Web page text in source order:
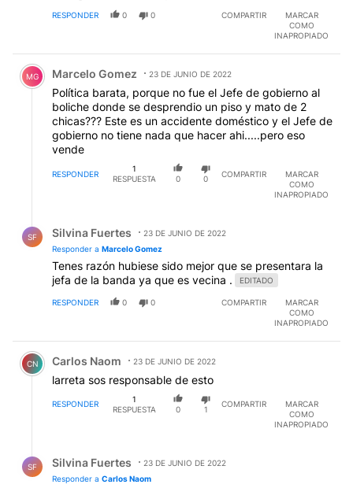
RESPONDER 0 0 COMPARTIR
MARCAR
COMO
INAPROPIADO
Comentario de Marcelo Gomez.
MG Marcelo Gomez 23 DE JUNIO DE 2022
Política barata, porque no fue el Jefe de gobierno al
boliche donde se desprendio un piso y mato de 2
chicas??? Este es un accidente doméstico y el Jefe de
gobierno no tiene nada que hacer ahi.....pero eso
vende
RESPONDER
1
RESPUESTA
0 0
COMPARTIR
MARCAR
COMO
INAPROPIADO
SF Silvina Fuertes
23 DE JUNIO DE 2022
Responder a Marcelo Gomez
Tenes razón hubiese sido mejor que se presentara la
jefa de la banda ya que es vecina .
EDITADO
RESPONDER 0 0 COMPARTIR
MARCAR
COMO
INAPROPIADO
Comentario de Carlos Naom.
CN Carlos Naom 23 DE JUNIO DE 2022
larreta sos responsable de esto
RESPONDER
1
RESPUESTA
0 1
COMPARTIR
MARCAR
COMO
INAPROPIADO
SF Silvina Fuertes
23 DE JUNIO DE 2022
Responder a Carlos Naom